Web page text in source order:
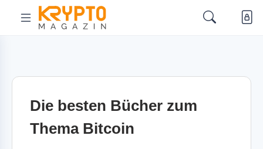
Die besten Bücher zum
Thema Bitcoin